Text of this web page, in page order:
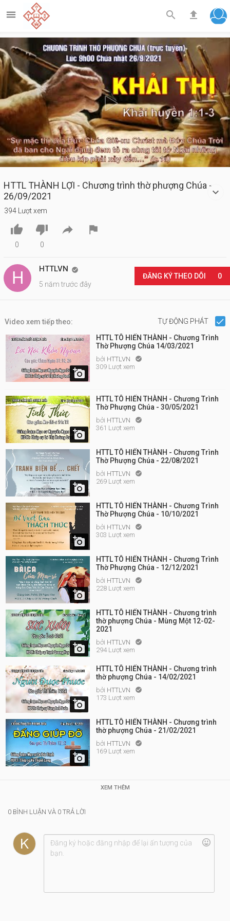
  
Play
Video
HTTL THÀNH LỢI - Chương trình thờ phượng Chúa -
26/09/2021
394 Lượt xem

0

0
 
HTTLVN 
5 năm trước đây
ĐĂNG KÝ THEO DÕI 0
Video xem tiếp theo: TỰ ĐỘNG PHÁT

HTTL TÔ HIẾN THÀNH - Chương Trình
Thờ Phượng Chúa 14/03/2021
bởi HTTLVN 
309 Lượt xem

HTTL TÔ HIẾN THÀNH - Chương Trình
Thờ Phượng Chúa - 30/05/2021
bởi HTTLVN 
361 Lượt xem

HTTL TÔ HIẾN THÀNH - Chương Trình
Thờ Phượng Chúa - 22/08/2021
bởi HTTLVN 
269 Lượt xem

HTTL TÔ HIẾN THÀNH - Chương Trình
Thờ Phượng Chúa - 10/10/2021
bởi HTTLVN 
303 Lượt xem

HTTL TÔ HIẾN THÀNH - Chương Trình
Thờ Phượng Chúa - 12/12/2021
bởi HTTLVN 
228 Lượt xem

HTTL TÔ HIẾN THÀNH - Chương trình
thờ phượng Chúa - Mùng Một 12-02-
2021
bởi HTTLVN 
294 Lượt xem

HTTL TÔ HIẾN THÀNH - Chương trình
thờ phượng Chúa - 14/02/2021
bởi HTTLVN 
173 Lượt xem

HTTL TÔ HIẾN THÀNH - Chương trình
thờ phượng Chúa - 21/02/2021
bởi HTTLVN 
169 Lượt xem
XEM THÊM
0 BÌNH LUẬN VÀ 0 TRẢ LỜI